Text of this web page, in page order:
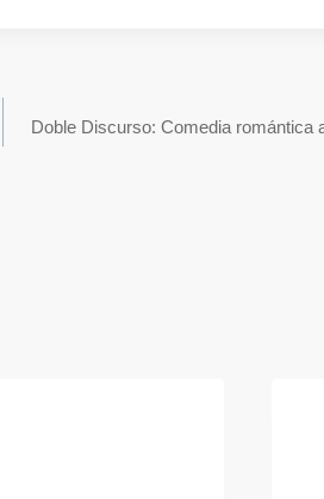
Doble Discurso: Comedia romántica